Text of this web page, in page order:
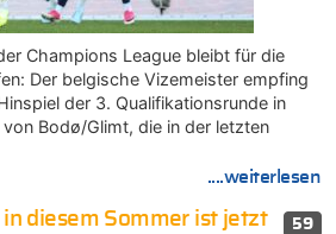
Champions League bleibt für die
Der belgische Vizemeister empfing
der 3. Qualifikationsrunde in
Bodø/Glimt, die in der letzten
....weiterlesen
59
diesem Sommer ist jetzt